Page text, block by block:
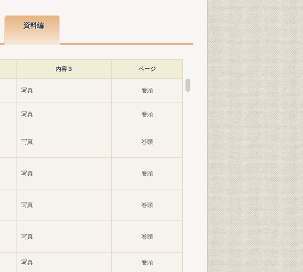
資料編
内容３ ページ
写真 巻頭
写真 巻頭
写真 巻頭
写真 巻頭
写真 巻頭
写真 巻頭
写真 巻頭